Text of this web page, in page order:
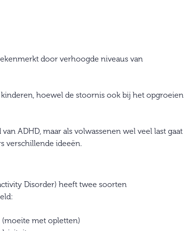
door verhoogde niveaus van
hoewel de stoornis ook bij het opgroeien
ADHD, maar als volwassenen wel veel last gaat
verschillende ideeën.
Disorder) heeft twee soorten
met opletten)